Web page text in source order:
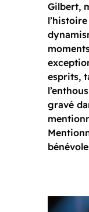
Gilbert,
esprits,
gravé